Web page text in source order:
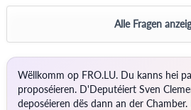
Alle Fragen
Wëllkomm op FRO.LU. Du kanns hei
proposéieren. D'Deputéiert Sven
deposéieren dës dann an der